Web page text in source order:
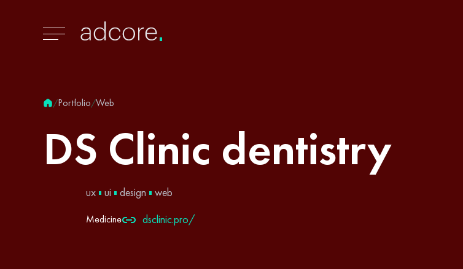
/Portfolio/Web
DS Clinic dentistry
ux ui design web
Medicine dsclinic.pro/